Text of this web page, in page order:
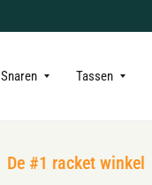
Snaren Tassen
De #1 racket winkel